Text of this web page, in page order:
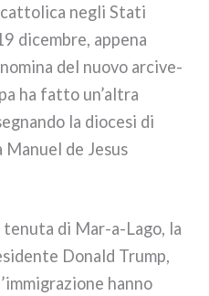
negli Stati
dicem­bre, appe­na
del nuo­vo arci­ve­
ha fat­to un’altra
la dio­ce­si di
Manuel de Jesus
tenu­ta di Mar-a-Lago, la
Donald Trump,
han­no